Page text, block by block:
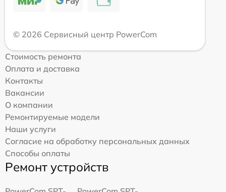
© 2026 Сервисный центр PowerCom
Стоимость ремонта
Оплата и доставка
Контакты
Вакансии
О компании
Ремонтируемые модели
Наши услуги
Согласие на обработку персональных данных
Способы оплаты
Ремонт устройств